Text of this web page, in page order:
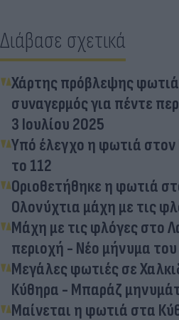
Διάβασε σχετικά
Χάρτης πρόβλεψης
συναγερμός για πέντε
3 Ιουλίου 2025
Υπό έλεγχο η φωτιά
το 112
Οριοθετήθηκε η φωτιά
Ολονύχτια μάχη με τις
Μάχη με τις φλόγες στο
περιοχή - Νέο μήνυμα του
Μεγάλες φωτιές σε
Κύθηρα - Μπαράζ
Μαίνεται η φωτιά στα